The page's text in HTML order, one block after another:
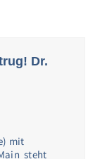
Dr.
mit
steht